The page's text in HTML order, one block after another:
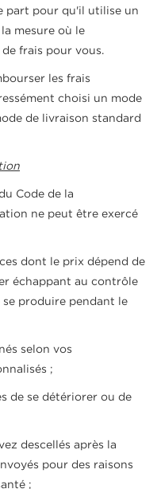
part pour qu'il utilise un
mesure où le
frais pour vous.
les frais
choisi un mode
de livraison standard
Code de la
ne peut être exercé
dont le prix dépend de
échappant au contrôle
se produire pendant le
selon vos
;
de se détériorer ou de
descellés après la
pour des raisons
;
une nouvelle liste
Connexion